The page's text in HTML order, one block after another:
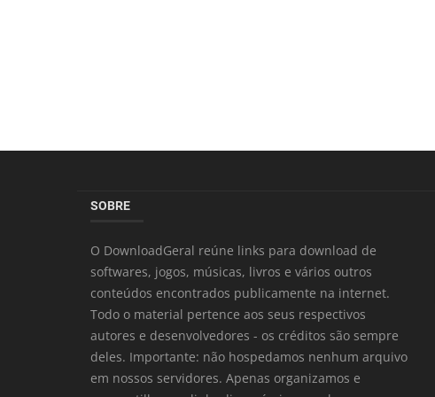
SOBRE
O DownloadGeral reúne links para download de
softwares, jogos, músicas, livros e vários outros
conteúdos encontrados publicamente na internet.
Todo o material pertence aos seus respectivos
autores e desenvolvedores - os créditos são sempre
deles. Importante: não hospedamos nenhum arquivo
em nossos servidores. Apenas organizamos e